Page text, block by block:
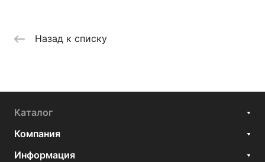
Назад к списку
Каталог
Компания
Информация